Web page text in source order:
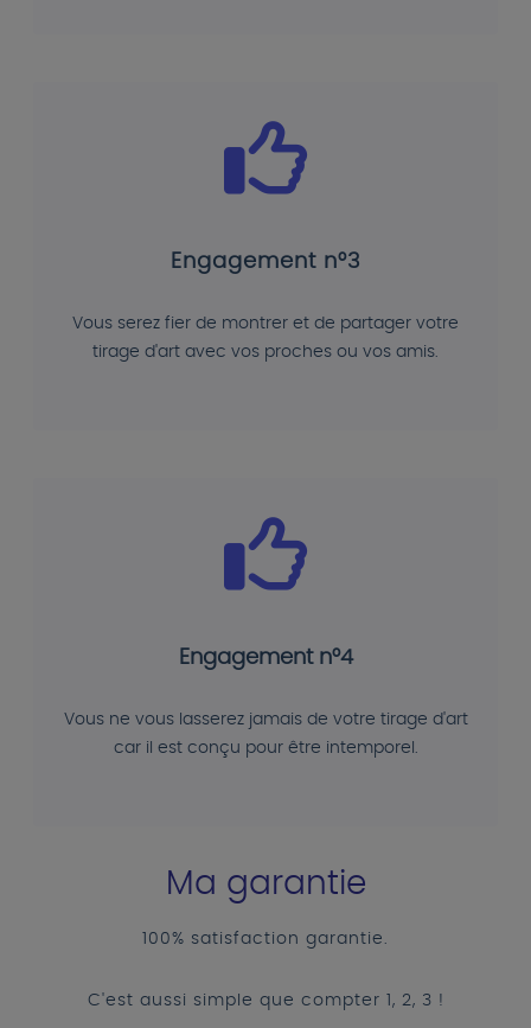
Engagement n°3
Vous serez fier de montrer et de partager votre
tirage d'art avec vos proches ou vos amis.
Engagement n°4
Vous ne vous lasserez jamais de votre tirage d'art
car il est conçu pour être intemporel.
Ma garantie
100% satisfaction garantie.
C'est aussi simple que compter 1, 2, 3 !